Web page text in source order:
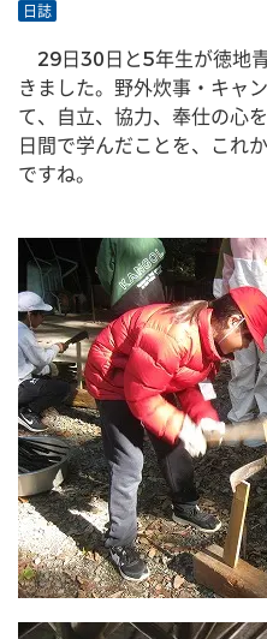
日誌
29日30日と5年生が徳地
きました。野外炊事・キャ
て、自立、協力、奉仕の心
日間で学んだことを、これ
ですね。